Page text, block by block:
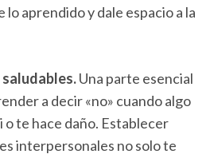
aprendido y dale espacio a la
Una parte esencial
a decir «no» cuando algo
o te hace daño. Establecer
interpersonales no solo te